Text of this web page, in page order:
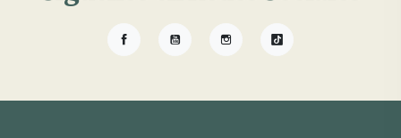
mantener la cabeza del bebé caliente y materiales
hipoalergénicos. Además, nuestras toallas están
diseñadas para ser ligeras y fáciles de lavar, asegurando
Cómo elegir la toalla adecuada para un
FacebookYouTubeInstagramTikTok